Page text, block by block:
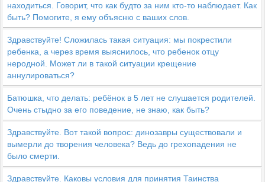
находиться. Говорит, что как будто за ним кто-то наблюдает. Как
быть? Помогите, я ему объясню с ваших слов.
Здравствуйте! Сложилась такая ситуация: мы покрестили
ребенка, а через время выяснилось, что ребенок отцу
неродной. Может ли в такой ситуации крещение
аннулироваться?
Батюшка, что делать: ребёнок в 5 лет не слушается родителей.
Очень стыдно за его поведение, не знаю, как быть?
Здравствуйте. Вот такой вопрос: динозавры существовали и
вымерли до творения человека? Ведь до грехопадения не
было смерти.
Здравствуйте. Каковы условия для принятия Таинства